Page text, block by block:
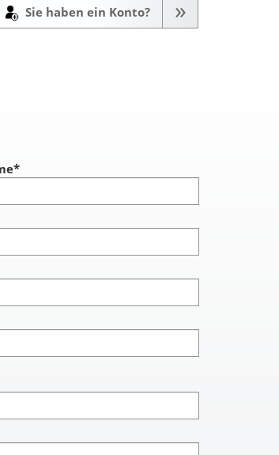
Sie haben ein Konto?
*